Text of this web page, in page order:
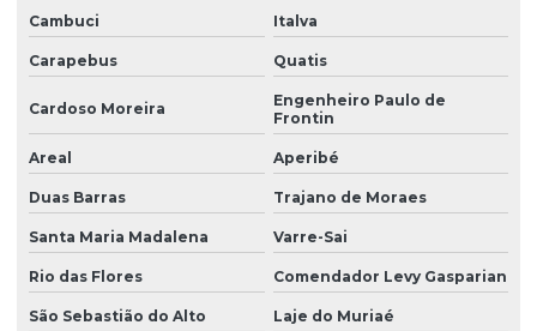
Cambuci Italva
Carapebus Quatis
Cardoso Moreira
Engenheiro Paulo de
Frontin
Areal Aperibé
Duas Barras Trajano de Moraes
Santa Maria Madalena Varre-Sai
Rio das Flores Comendador Levy Gasparian
São Sebastião do Alto Laje do Muriaé